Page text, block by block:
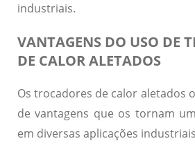
industriais.
VANTAGENS DO USO DE
DE CALOR ALETADOS
Os trocadores de calor aletados
de vantagens que os tornam
em diversas aplicações